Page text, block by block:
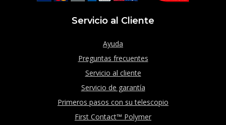
Servicio al Cliente
Ayuda
Preguntas frecuentes
Servicio al cliente
Servicio de garantía
Primeros pasos con su telescopio
First Contact™ Polymer